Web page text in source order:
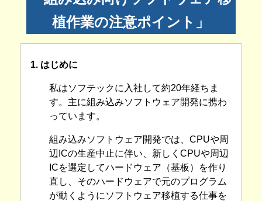
植作業の注意ポイント」
1. はじめに
私はソフテックに入社して約20年経ちま
す。主に組み込みソフトウェア開発に携わ
っています。
組み込みソフトウェア開発では、CPUや周
辺ICの生産中止に伴い、新しくCPUや周辺
ICを選定してハードウェア（基板）を作り
直し、そのハードウェアで元のプログラム
が動くようにソフトウェア移植する仕事を